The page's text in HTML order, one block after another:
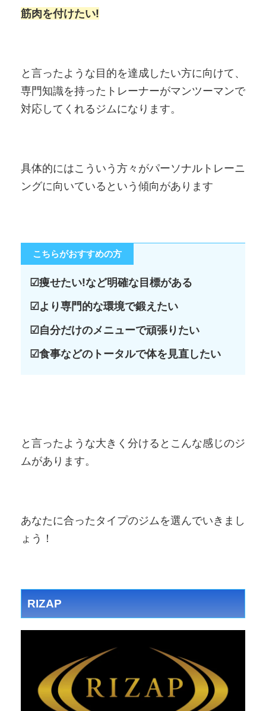
筋肉を付けたい!
と言ったような目的を達成したい方に向けて、
専門知識を持ったトレーナーがマンツーマンで
対応してくれるジムになります。
具体的にはこういう方々がパーソナルトレーニ
ングに向いているという傾向があります
こちらがおすすめの方
☑痩せたい!など明確な目標がある
☑より専門的な環境で鍛えたい
☑自分だけのメニューで頑張りたい
☑食事などのトータルで体を見直したい
と言ったような大きく分けるとこんな感じのジ
ムがあります。
あなたに合ったタイプのジムを選んでいきまし
ょう！
RIZAP